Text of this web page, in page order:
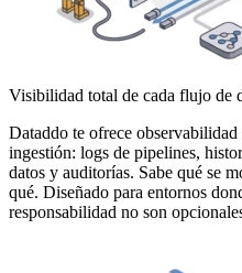
Visibilidad total de cada flujo de
Dataddo te ofrece
ingestión: logs de pipelines,
datos y auditorías. Sabe qué se
qué. Diseñado para entornos
responsabilidad no son